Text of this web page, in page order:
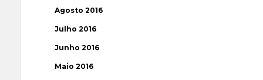
Agosto 2016
Julho 2016
Junho 2016
Maio 2016